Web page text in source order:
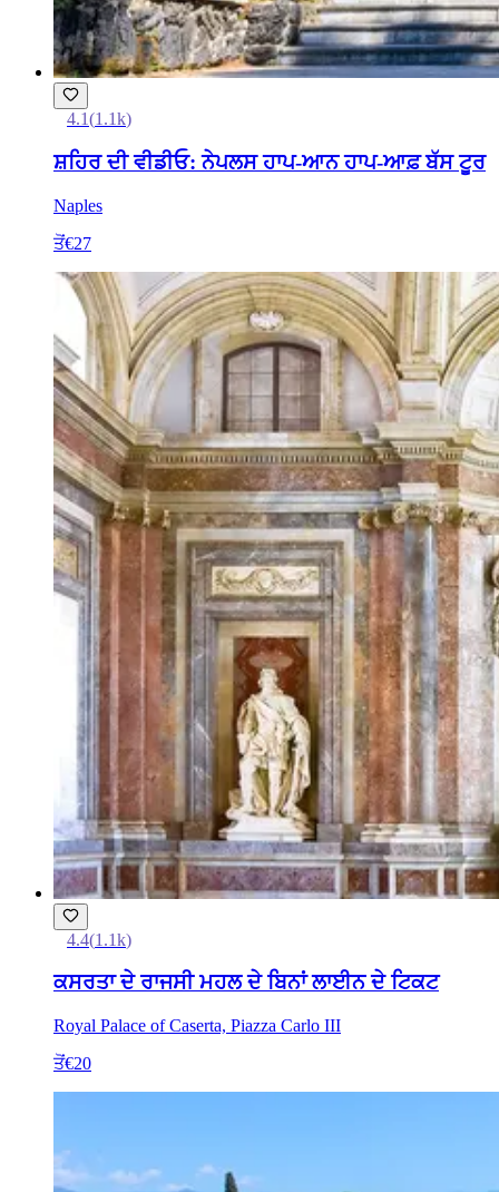
4.1(1.1k)
ਸ਼ਹਿਰ ਦੀ ਵੀਡੀਓ: ਨੇਪਲਸ ਹਾਪ-ਆਨ ਹਾਪ-ਆਫ਼ ਬੱਸ ਟੂਰ
Naples
ਤੋਂ€27
4.4(1.1k)
ਕਸਰਤਾ ਦੇ ਰਾਜਸੀ ਮਹਲ ਦੇ ਬਿਨਾਂ ਲਾਈਨ ਦੇ ਟਿਕਟ
Royal Palace of Caserta, Piazza Carlo III
ਤੋਂ€20